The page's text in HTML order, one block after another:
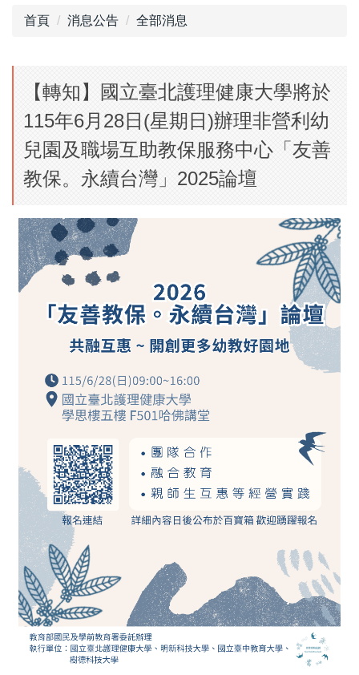
首頁 消息公告 全部消息
【轉知】國立臺北護理健康大學將於
115年6月28日(星期日)辦理非營利幼
兒園及職場互助教保服務中心「友善
教保。永續台灣」2025論壇